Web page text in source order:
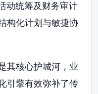
动统筹及财务审计
构化计划与敏捷协
其核心护城河，业
引擎有效弥补了传